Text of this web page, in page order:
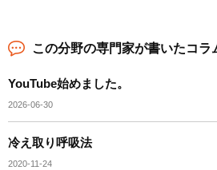
この分野の専門家が書いたコラ
YouTube始めました。
2026-06-30
冷え取り呼吸法
2020-11-24